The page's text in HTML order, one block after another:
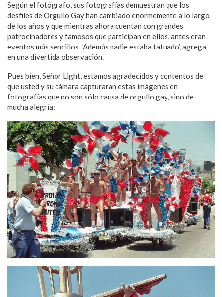
Según el fotógrafo, sus fotografías demuestran que los
desfiles de Orgullo Gay han cambiado enormemente a lo largo
de los años y que mientras ahora cuentan con grandes
patrocinadores y famosos que participan en ellos, antes eran
eventos más sencillos. ‘Además nadie estaba tatuado’, agrega
en una divertida observación.
Pues bien, Señor Light, estamos agradecidos y contentos de
que usted y su cámara capturaran estas imágenes en
fotografías que no son sólo causa de orgullo gay, sino de
mucha alegría: